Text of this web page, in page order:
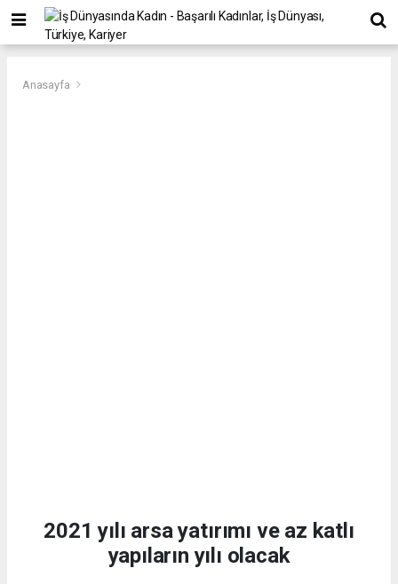
Anasayfa
2021 yılı arsa yatırımı ve az katlı
yapıların yılı olacak